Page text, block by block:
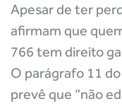
Apesar de ter
afirmam que
766 tem direito
O parágrafo 11
prevê que “não